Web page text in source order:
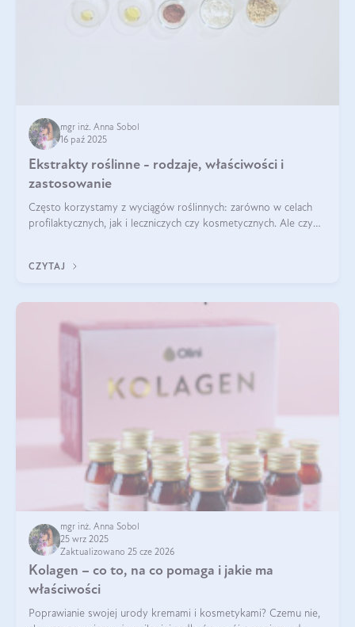
mgr inż. Anna Sobol
16 paź 2025
Ekstrakty roślinne - rodzaje, właściwości i
zastosowanie
Często korzystamy z wyciągów roślinnych: zarówno w celach
profilaktycznych, jak i leczniczych czy kosmetycznych. Ale czy
CZYTAJ
mgr inż. Anna Sobol
25 wrz 2025
Zaktualizowano 25 cze 2026
Kolagen – co to, na co pomaga i jakie ma
właściwości
Poprawianie swojej urody kremami i kosmetykami? Czemu nie,